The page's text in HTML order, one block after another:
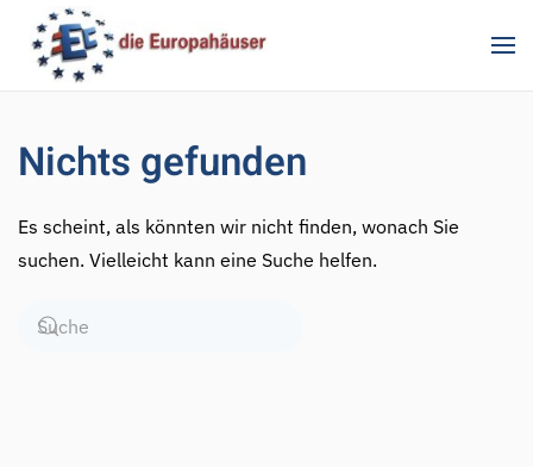
Zum Hauptinhalt springen
Nichts gefunden
Es scheint, als könnten wir nicht finden, wonach Sie
suchen. Vielleicht kann eine Suche helfen.